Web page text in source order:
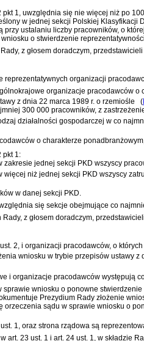
1, uwzględnia się nie więcej niż po
w jednej sekcji Polskiej
ustalaniu liczby pracowników, o
o stwierdzenie
z głosem doradczym,
organizacji
organizacje pracodawców
z dnia 22 marca 1989 r. o rzemiośle (
300 000 pracowników, z
działalności gospodarczej w co
o charakterze
pkt 1:
jednej sekcji PKD wszyscy
niż jednej sekcji PKD wszyscy
w danej sekcji PKD.
się sekcje obejmujące co
z głosem doradczym,
2, i organizacji pracodawców, o
wniosku w trybie przepisów ustawy z
i organizacje pracodawców
sprawie wniosku o ponowne
Prezydium Rady złożenie
sądu w sprawie wniosku o
1, oraz strona rządowa są
art. 23 ust. 1 i art. 24 ust. 1, w składzie